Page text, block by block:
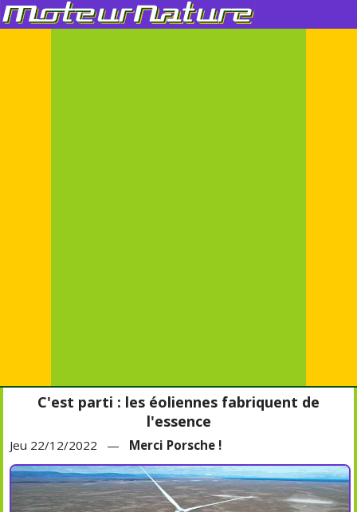
C'est parti : les éoliennes fabriquent de
l'essence
Jeu 22/12/2022 — Merci Porsche !